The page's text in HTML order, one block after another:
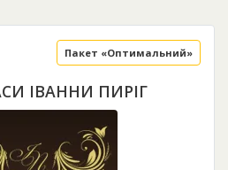
ІВАННИ ПИРІГ
Пакет «Оптимальний»